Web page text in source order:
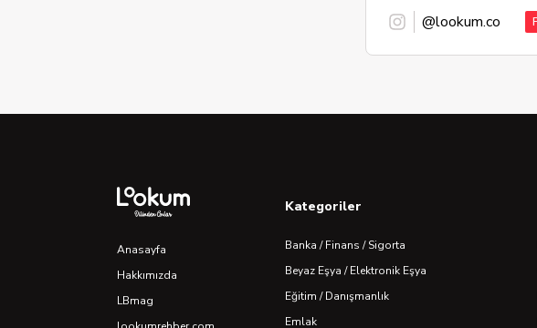
@lookum.co
Anasayfa
Hakkımızda
LBmag
Kategoriler
Banka / Finans / Sigorta
Beyaz Eşya / Elektronik Eşya
Eğitim / Danışmanlık
Emlak